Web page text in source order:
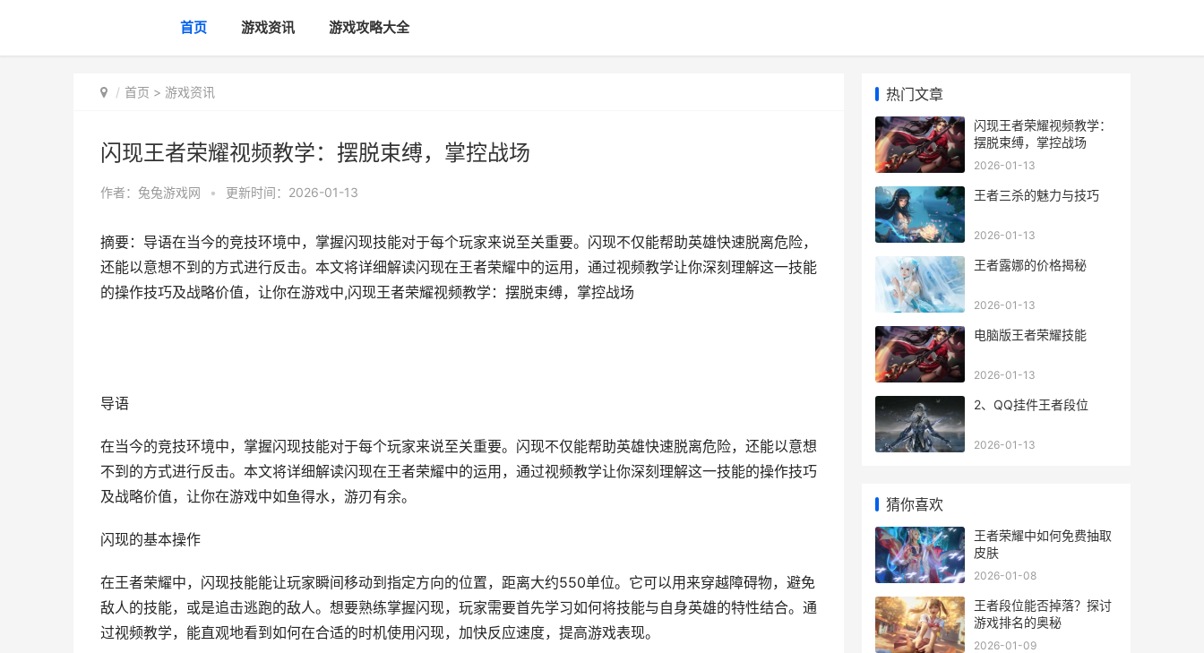
首页 游戏资讯 游戏攻略大全
首页 > 游戏资讯
闪现王者荣耀视频教学：摆脱束缚，掌控战场
作者： 兔兔游戏网 • 更新时间：2026-01-13
摘要：导语在当今的竞技环境中，掌握闪现技能对于每个玩家来说至关重要。闪现不仅能帮助英雄快速脱离危险，
还能以意想不到的方式进行反击。本文将详细解读闪现在王者荣耀中的运用，通过视频教学让你深刻理解这一技能
的操作技巧及战略价值，让你在游戏中,闪现王者荣耀视频教学：摆脱束缚，掌控战场
导语
在当今的竞技环境中，掌握闪现技能对于每个玩家来说至关重要。闪现不仅能帮助英雄快速脱离危险，还能以意想
不到的方式进行反击。本文将详细解读闪现在王者荣耀中的运用，通过视频教学让你深刻理解这一技能的操作技巧
及战略价值，让你在游戏中如鱼得水，游刃有余。
闪现的基本操作
在王者荣耀中，闪现技能能让玩家瞬间移动到指定方向的位置，距离大约550单位。它可以用来穿越障碍物，避免
敌人的技能，或是追击逃跑的敌人。想要熟练掌握闪现，玩家需要首先学习如何将技能与自身英雄的特性结合。通
过视频教学，能直观地看到如何在合适的时机使用闪现，加快反应速度，提高游戏表现。
热门文章
闪现王者荣耀视频教学：
摆脱束缚，掌控战场
2026-01-13
王者三杀的魅力与技巧
2026-01-13
王者露娜的价格揭秘
2026-01-13
电脑版王者荣耀技能
2026-01-13
2、QQ挂件王者段位
2026-01-13
猜你喜欢
王者荣耀中如何免费抽取
皮肤
2026-01-08
王者段位能否掉落？探讨
游戏排名的奥秘
2026-01-09